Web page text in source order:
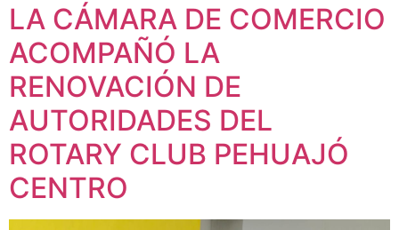
LA CÁMARA DE COMERCIO
ACOMPAÑÓ LA
RENOVACIÓN DE
AUTORIDADES DEL
ROTARY CLUB PEHUAJÓ
CENTRO